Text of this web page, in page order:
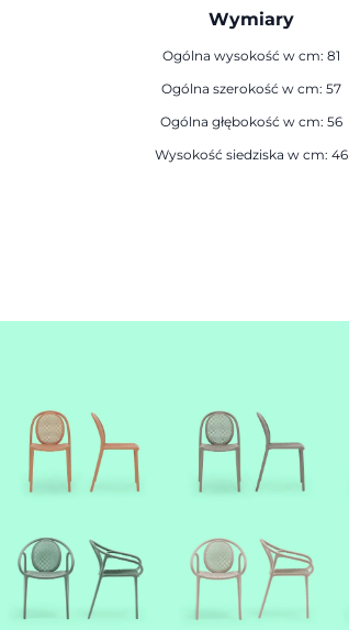
Wymiary
Ogólna wysokość w cm: 81
Ogólna szerokość w cm: 57
Ogólna głębokość w cm: 56
Wysokość siedziska w cm: 46